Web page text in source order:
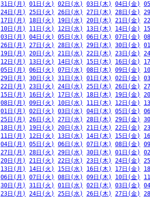
31日(月) 01日(火) 02日(水) 03日(木) 04日(金)
24日(月) 25日(火) 26日(水) 27日(木) 28日(金)
17日(月) 18日(火) 19日(水) 20日(木) 21日(金)
10日(月) 11日(火) 12日(水) 13日(木) 14日(金)
03日(月) 04日(火) 05日(水) 06日(木) 07日(金)
26日(月) 27日(火) 28日(水) 29日(木) 30日(金)
19日(月) 20日(火) 21日(水) 22日(木) 23日(金)
12日(月) 13日(火) 14日(水) 15日(木) 16日(金)
05日(月) 06日(火) 07日(水) 08日(木) 09日(金)
29日(月) 30日(火) 31日(水) 01日(木) 02日(金)
22日(月) 23日(火) 24日(水) 25日(木) 26日(金)
15日(月) 16日(火) 17日(水) 18日(木) 19日(金)
08日(月) 09日(火) 10日(水) 11日(木) 12日(金)
01日(月) 02日(火) 03日(水) 04日(木) 05日(金)
25日(月) 26日(火) 27日(水) 28日(木) 29日(金)
18日(月) 19日(火) 20日(水) 21日(木) 22日(金)
11日(月) 12日(火) 13日(水) 14日(木) 15日(金)
04日(月) 05日(火) 06日(水) 07日(木) 08日(金)
27日(月) 28日(火) 29日(水) 30日(木) 01日(金)
20日(月) 21日(火) 22日(水) 23日(木) 24日(金)
13日(月) 14日(火) 15日(水) 16日(木) 17日(金)
06日(月) 07日(火) 08日(水) 09日(木) 10日(金)
30日(月) 31日(火) 01日(水) 02日(木) 03日(金)
23日(月) 24日(火) 25日(水) 26日(木) 27日(金)